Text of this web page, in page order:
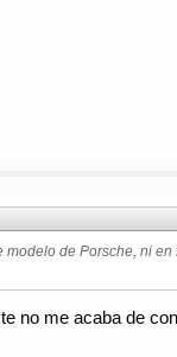
de Porsche, ni
no me acaba de